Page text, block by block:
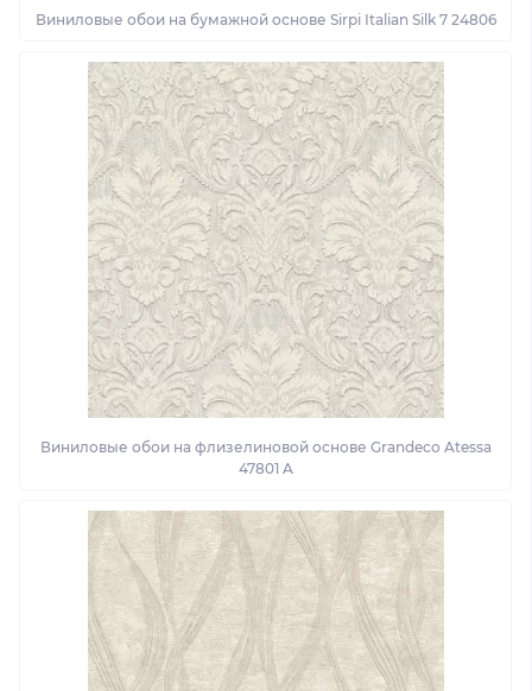
Виниловые обои на бумажной основе Sirpi Italian Silk 7 24806
Виниловые обои на флизелиновой основе Grandeco Atessa
47801 A